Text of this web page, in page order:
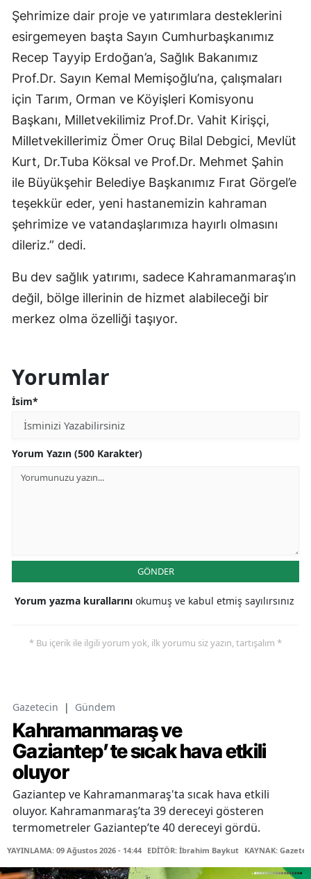
Şehrimize dair proje ve yatırımlara desteklerini
esirgemeyen başta Sayın Cumhurbaşkanımız
Recep Tayyip Erdoğan’a, Sağlık Bakanımız
Prof.Dr. Sayın Kemal Memişoğlu’na, çalışmaları
için Tarım, Orman ve Köyişleri Komisyonu
Başkanı, Milletvekilimiz Prof.Dr. Vahit Kirişçi,
Milletvekillerimiz Ömer Oruç Bilal Debgici, Mevlüt
Kurt, Dr.Tuba Köksal ve Prof.Dr. Mehmet Şahin
ile Büyükşehir Belediye Başkanımız Fırat Görgel’e
teşekkür eder, yeni hastanemizin kahraman
şehrimize ve vatandaşlarımıza hayırlı olmasını
dileriz.” dedi.
Bu dev sağlık yatırımı, sadece Kahramanmaraş’ın
değil, bölge illerinin de hizmet alabileceği bir
merkez olma özelliği taşıyor.
Yorumlar
İsim*
Yorum Yazın (500 Karakter)
GÖNDER
Yorum yazma kurallarını okumuş ve kabul etmiş sayılırsınız
* Bu içerik ile ilgili yorum yok, ilk yorumu siz yazın, tartışalım *
Gazetecin | Gündem
Kahramanmaraş ve
Gaziantep’te sıcak hava etkili
oluyor
Gaziantep ve Kahramanmaraş'ta sıcak hava etkili
oluyor. Kahramanmaraş’ta 39 dereceyi gösteren
termometreler Gaziantep’te 40 dereceyi gördü.
YAYINLAMA: 09 Ağustos 2026 - 14:44 EDİTÖR: İbrahim Baykut KAYNAK: